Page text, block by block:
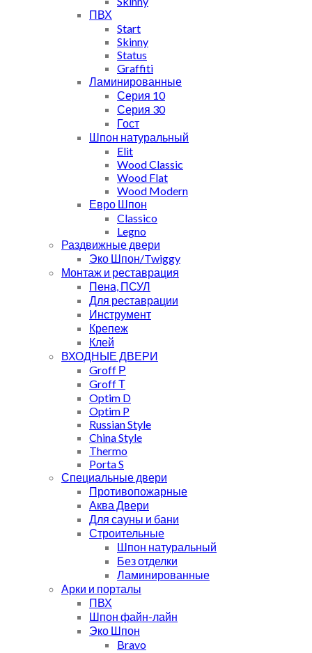
ПВХ
Start
Skinny
Status
Graffiti
Ламинированные
Серия 10
Серия 30
Гост
Шпон натуральный
Elit
Wood Classic
Wood Flat
Wood Modern
Евро Шпон
Classico
Legno
Раздвижные двери
Эко Шпон/Twiggy
Монтаж и реставрация
Пена, ПСУЛ
Для реставрации
Инструмент
Крепеж
Клей
ВХОДНЫЕ ДВЕРИ
Groff Р
Groff Т
Optim D
Optim P
Russian Style
China Style
Thermo
Porta S
Специальные двери
Противопожарные
Аква Двери
Для сауны и бани
Строительные
Шпон натуральный
Без отделки
Ламинированные
Арки и порталы
ПВХ
Шпон файн-лайн
Эко Шпон
Bravo